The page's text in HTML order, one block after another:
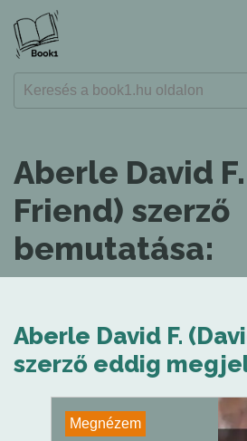
Aberle David
Friend) szerző
bemutatása:
Aberle David F.
szerző eddig
Megnézem